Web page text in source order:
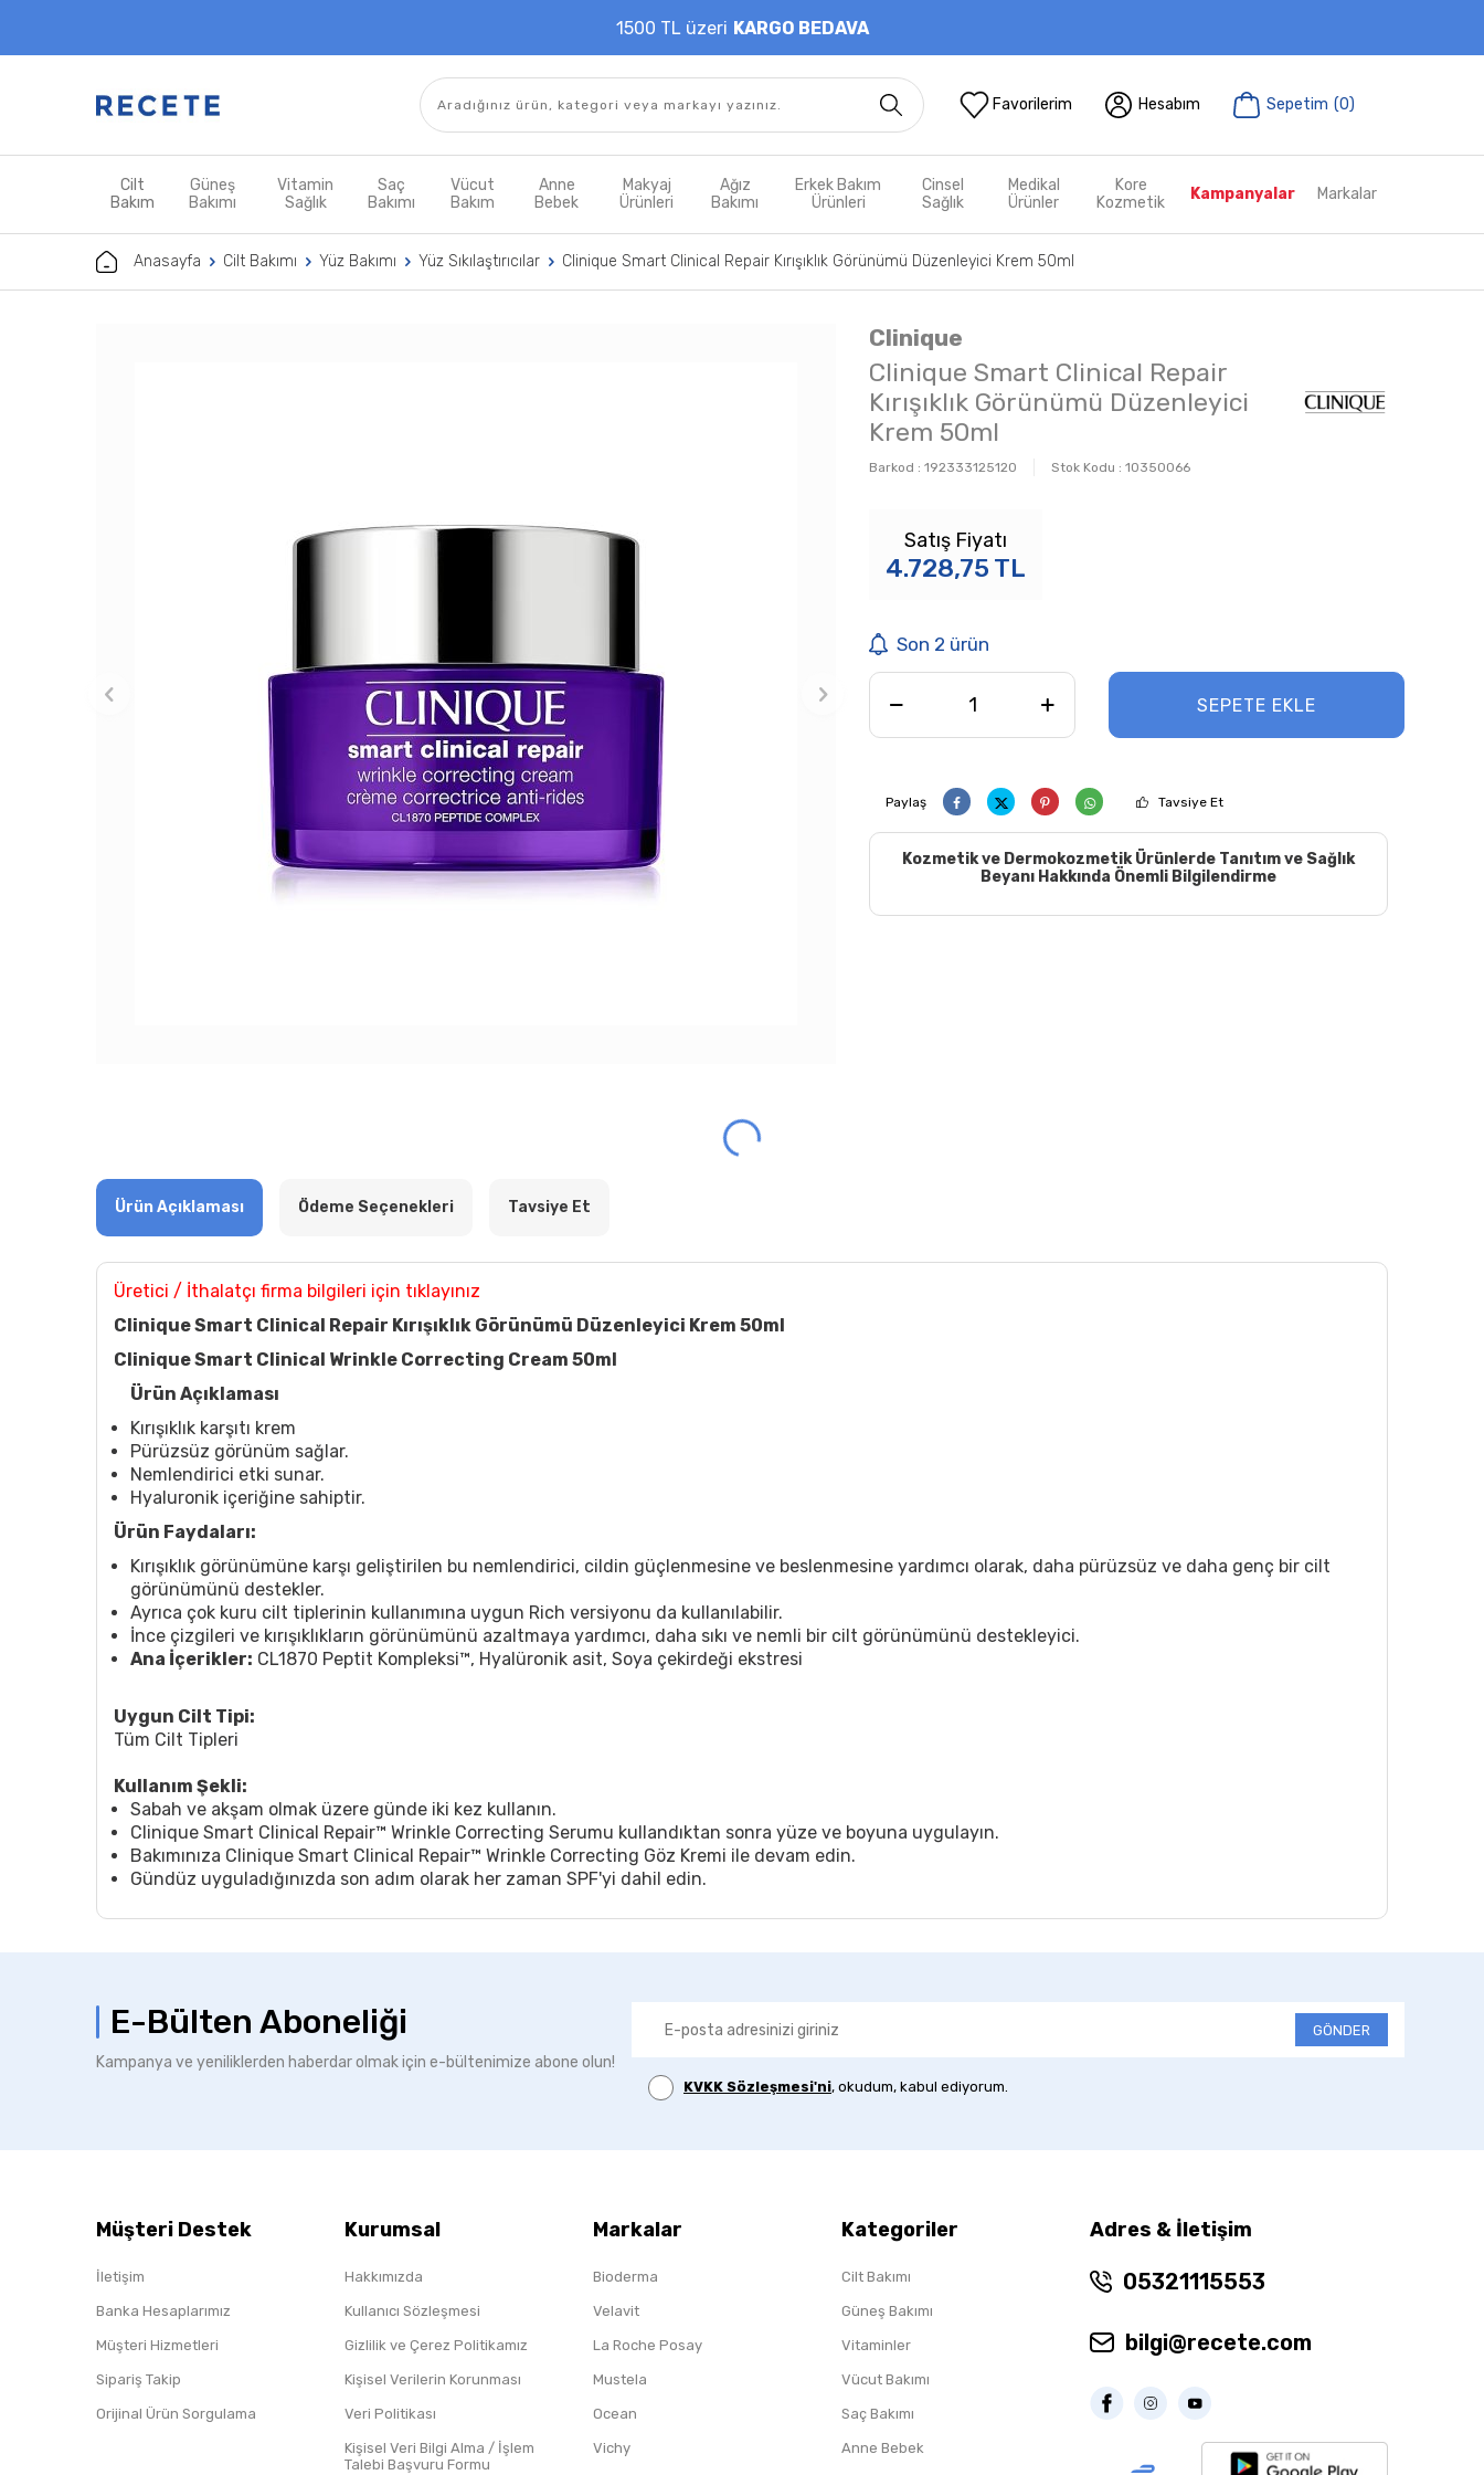
1500 TL üzeri KARGO BEDAVA
Favorilerim Hesabım Sepetim (0)
Cilt
Bakım
Güneş
Bakımı
Vitamin
Sağlık
Saç
Bakımı
Vücut
Bakım
Anne
Bebek
Makyaj
Ürünleri
Ağız
Bakımı
Erkek Bakım
Ürünleri
Cinsel
Sağlık
Medikal
Ürünler
Kore
Kozmetik
Kampanyalar Markalar
Anasayfa Cilt Bakımı Yüz Bakımı Yüz Sıkılaştırıcılar Clinique Smart Clinical Repair Kırışıklık Görünümü Düzenleyici Krem 50ml
Clinique
Clinique Smart Clinical Repair
Kırışıklık Görünümü Düzenleyici
Krem 50ml
Barkod : 192333125120 Stok Kodu : 10350066
Satış Fiyatı
4.728,75 TL
Son 2 ürün
SEPETE EKLE
Paylaş Tavsiye Et
Kozmetik ve Dermokozmetik Ürünlerde Tanıtım ve Sağlık
Beyanı Hakkında Önemli Bilgilendirme
Ürün Açıklaması Ödeme Seçenekleri Tavsiye Et
Üretici / İthalatçı firma bilgileri için tıklayınız
Clinique Smart Clinical Repair Kırışıklık Görünümü Düzenleyici Krem 50ml
Clinique Smart Clinical Wrinkle Correcting Cream 50ml
Ürün Açıklaması
Kırışıklık karşıtı krem
Pürüzsüz görünüm sağlar.
Nemlendirici etki sunar.
Hyaluronik içeriğine sahiptir.
Ürün Faydaları:
Kırışıklık görünümüne karşı geliştirilen bu nemlendirici, cildin güçlenmesine ve beslenmesine yardımcı olarak, daha pürüzsüz ve daha genç bir cilt
görünümünü destekler.
Ayrıca çok kuru cilt tiplerinin kullanımına uygun Rich versiyonu da kullanılabilir.
İnce çizgileri ve kırışıklıkların görünümünü azaltmaya yardımcı, daha sıkı ve nemli bir cilt görünümünü destekleyici.
Ana İçerikler: CL1870 Peptit Kompleksi™, Hyalüronik asit, Soya çekirdeği ekstresi
Uygun Cilt Tipi:
Tüm Cilt Tipleri
Kullanım Şekli:
Sabah ve akşam olmak üzere günde iki kez kullanın.
Clinique Smart Clinical Repair™ Wrinkle Correcting Serumu kullandıktan sonra yüze ve boyuna uygulayın.
Bakımınıza Clinique Smart Clinical Repair™ Wrinkle Correcting Göz Kremi ile devam edin.
Gündüz uyguladığınızda son adım olarak her zaman SPF'yi dahil edin.
E-Bülten Aboneliği
Kampanya ve yeniliklerden haberdar olmak için e-bültenimize abone olun!
GÖNDER
KVKK Sözleşmesi'ni, okudum, kabul ediyorum.
Müşteri Destek
İletişim
Banka Hesaplarımız
Müşteri Hizmetleri
Sipariş Takip
Orijinal Ürün Sorgulama
Kurumsal
Hakkımızda
Kullanıcı Sözleşmesi
Gizlilik ve Çerez Politikamız
Kişisel Verilerin Korunması
Veri Politikası
Kişisel Veri Bilgi Alma / İşlem
Talebi Başvuru Formu
Markalar
Bioderma
Velavit
La Roche Posay
Mustela
Ocean
Vichy
Kategoriler
Cilt Bakımı
Güneş Bakımı
Vitaminler
Vücut Bakımı
Saç Bakımı
Anne Bebek
Adres & İletişim
05321115553
bilgi@recete.com